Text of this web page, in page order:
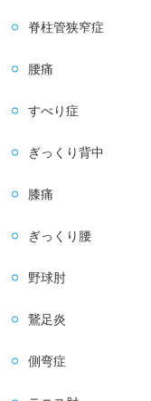
脊柱管狭窄症
腰痛
すべり症
ぎっくり背中
膝痛
ぎっくり腰
野球肘
鵞足炎
側弯症